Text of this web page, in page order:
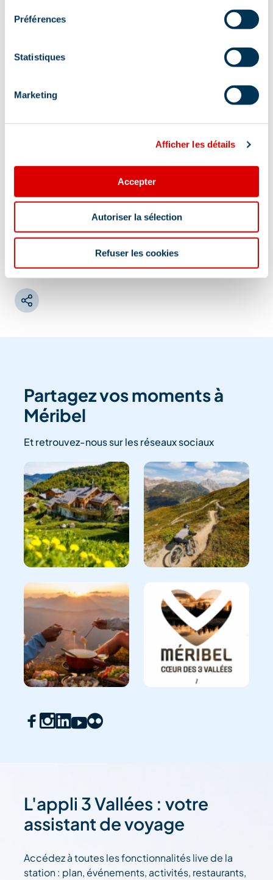
Préférences
Statistiques
Marketing
Afficher les détails
Accepter
Autoriser la sélection
Refuser les cookies
Au pied des pistes :
Vallée de Méribel : accessible à ski par la piste
Rhodos1 et de 400m du rond point des pistes
Information mise à jour le
07/04/2026
Partagez vos moments à
Méribel
Et retrouvez-nous sur les réseaux sociaux
L'appli 3 Vallées : votre
assistant de voyage
Accédez à toutes les fonctionnalités live de la
station : plan, événements, activités, restaurants,